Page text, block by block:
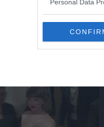
Personal Data
Bardem
al Chinese